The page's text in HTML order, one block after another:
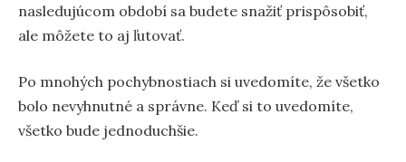
nasledujúcom období sa budete snažiť prispôsobiť,
ale môžete to aj ľutovať.
Po mnohých pochybnostiach si uvedomíte, že všetko
bolo nevyhnutné a správne. Keď si to uvedomíte,
všetko bude jednoduchšie.